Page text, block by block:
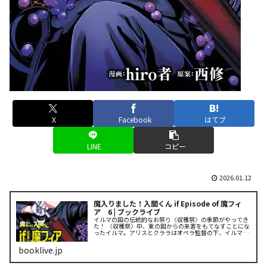
X Facebook はてブ
LINE コピー
2026.01.12
魔入りました！入間くん if Episode of 魔フィ
ア 6 | ブックライブ
イルマの国の伝統的なお祭り〈収穫祭〉の季節がやってき
た！ 〈収穫祭〉中、東の国からの来客をもてなすことにな
ったイルマ。アリスとクララはオペラ監督の下、イルマの
booklive.jp